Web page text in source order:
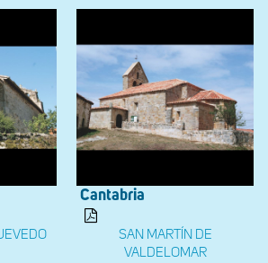
Cantabria
SAN MARTÍN DE
VALDELOMAR